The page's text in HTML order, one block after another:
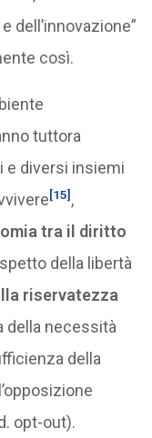
dell’innovazione”
così.
tuttora
e diversi insiemi
[15] ,
tra il diritto
della libertà
riservatezza
della necessità
della
opt-out).